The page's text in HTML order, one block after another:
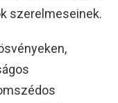
szerelmeseinek.